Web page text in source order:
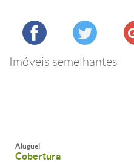
Imóveis semelhantes
Aluguel
Cobertura